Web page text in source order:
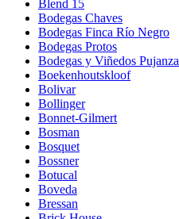
Blend 15
Bodegas Chaves
Bodegas Finca Río Negro
Bodegas Protos
Bodegas y Viñedos Pujanza
Boekenhoutskloof
Bolivar
Bollinger
Bonnet-Gilmert
Bosman
Bosquet
Bossner
Botucal
Boveda
Bressan